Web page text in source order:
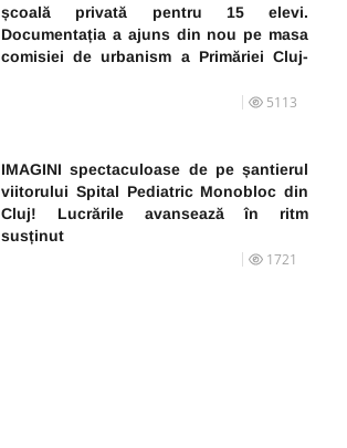
școală privată pentru 15 elevi.
Documentația a ajuns din nou pe masa
comisiei de urbanism a Primăriei Cluj-
5113
IMAGINI spectaculoase de pe șantierul
viitorului Spital Pediatric Monobloc din
Cluj! Lucrările avansează în ritm
susținut
1721